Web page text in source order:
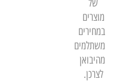
של
מוצרים
במחירים
משתלמים
מהיבואן
לצרכן.